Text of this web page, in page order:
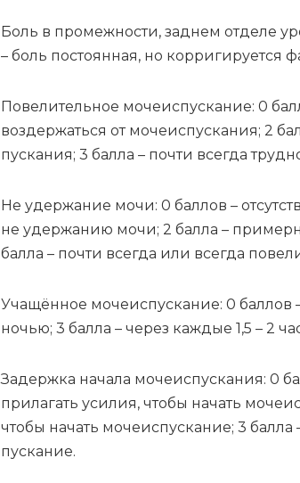
Боль в про­меж­но­сти, зад­нем от­де­ле
– боль по­сто­ян­ная, но кор­ри­ги­ру­ет­ся
По­ве­ли­тель­ное мо­че­ис­пус­ка­ние: 0
воз­дер­жать­ся от мо­че­ис­пус­ка­ния; 2
пус­ка­ния; 3 бал­ла – по­чти все­гда
Не удер­жа­ние мо­чи: 0 бал­лов –
не удер­жа­нию мо­чи; 2 бал­ла –
бал­ла – по­чти все­гда или все­гда
Уча­щён­ное мо­че­ис­пус­ка­ние: 0 бал­лов –
но­чью; 3 бал­ла – че­рез каж­дые 1,5 – 2
За­держ­ка на­ча­ла мо­че­ис­пус­ка­ния: 0
при­ла­гать уси­лия, что­бы на­чать
что­бы на­чать мо­че­ис­пус­ка­ние; 3
пус­ка­ние.